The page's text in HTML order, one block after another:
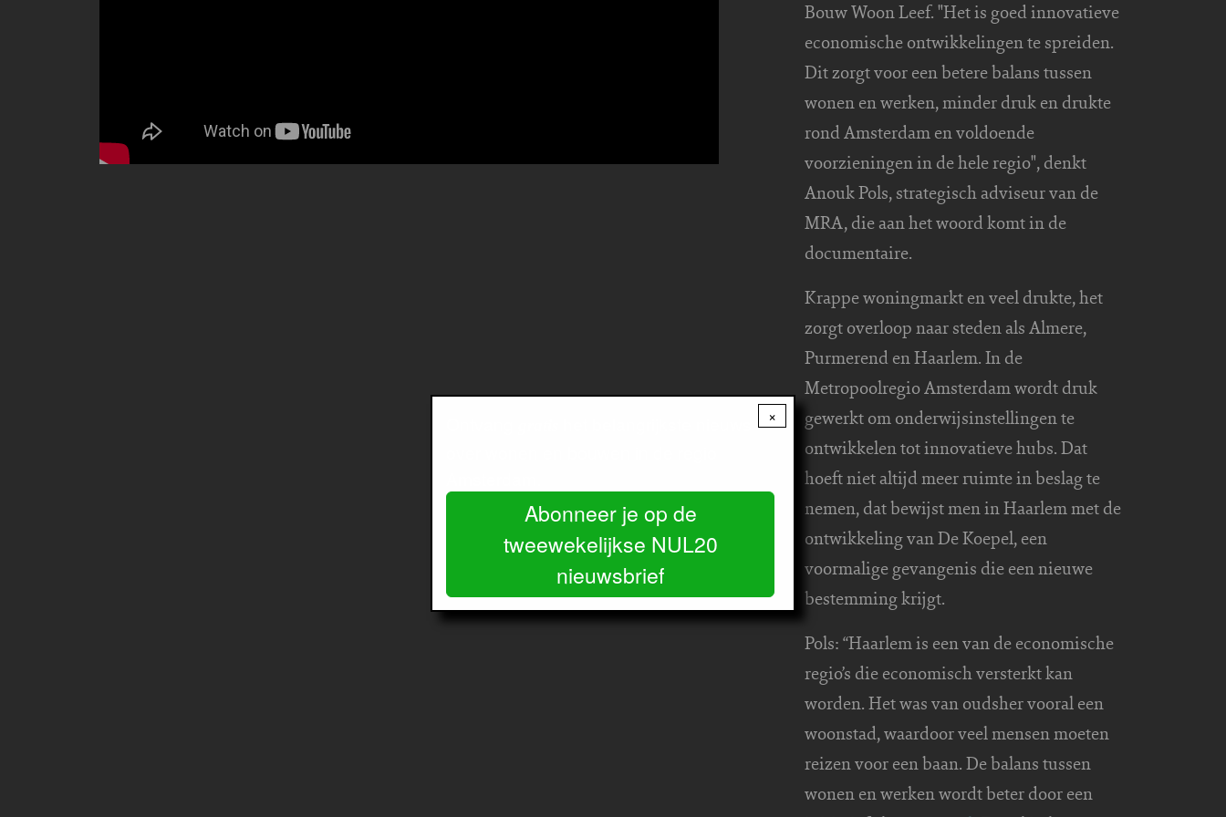
Bouw Woon Leef. "Het is goed innovatieve
economische ontwikkelingen te spreiden.
Dit zorgt voor een betere balans tussen
wonen en werken, minder druk en drukte
rond Amsterdam en voldoende
voorzieningen in de hele regio", denkt
Anouk Pols, strategisch adviseur van de
MRA, die aan het woord komt in de
documentaire.
Krappe woningmarkt en veel drukte, het
zorgt overloop naar steden als Almere,
Purmerend en Haarlem. In de
Metropoolregio Amsterdam wordt druk
gewerkt om onderwijsinstellingen te
ontwikkelen tot innovatieve hubs. Dat
hoeft niet altijd meer ruimte in beslag te
nemen, dat bewijst men in Haarlem met de
ontwikkeling van De Koepel, een
voormalige gevangenis die een nieuwe
bestemming krijgt.
Pols: “Haarlem is een van de economische
regio’s die economisch versterkt kan
worden. Het was van oudsher vooral een
woonstad, waardoor veel mensen moeten
reizen voor een baan. De balans tussen
wonen en werken wordt beter door een
×
Abonneer je op de
tweewekelijkse NUL20
nieuwsbrief